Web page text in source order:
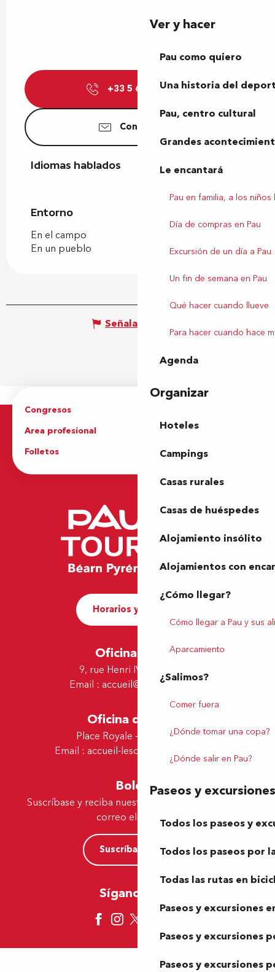
Ver y hacer
Pau como quiero
Una historia del
Pau, centro cultural
Grandes
Le encantará
Pau en familia, a los niños
Día de compras en Pau
Excursión de un día a Pau
Un fin de semana en Pau
Qué hacer cuando llueve
Para hacer cuando hace
Agenda
Organizar
Hoteles
Campings
Casas rurales
Casas de huéspedes
Alojamiento insólito
Alojamientos con
¿Cómo llegar?
Cómo llegar a Pau y sus
Aparcamiento
¿Salimos?
Comer fuera
¿Dónde tomar una copa?
¿Dónde salir en Pau?
Paseos y excursiones
Todos los paseos y
Todos los paseos por
Todas las rutas en
Paseos y excursiones
Paseos y excursiones
Paseos y excursiones
+33 5 64 72 15▒▒
Contáctenos
Idiomas hablados
Idiomas hablados
Entorno
Entorno
En el campo
En un pueblo
Señalar un error
Congresos
Area profesional
Prensa
Folletos
Oficina de Turismo
Horarios y contacto
Oficina de Pau
9, rue Henri IV - 64000 Pau
Email : accueil@tourismepau.fr
Oficina de Lescar
Place Royale - 64230 Lescar
Email : accueil-lescar@tourismepau.fr
Boletín
Suscríbase y reciba nuestras ofertas y noticias por
correo electrónico
Suscríbase ahora
Síganos aquí